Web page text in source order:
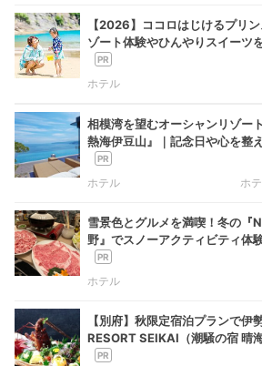
【2026】ココロはじけるプリ
ゾート体験やひんやりスイーツ
ホテル
相模湾を望むオーシャンリゾー
熱海伊豆山』｜記念日や心を整
ホテル ホ
雪景色とグルメを満喫！冬の『
野』でスノーアクティビティ体
ホテル
【別府】秋限定宿泊プランで
RESORT SEIKAI（潮騒の宿 晴海